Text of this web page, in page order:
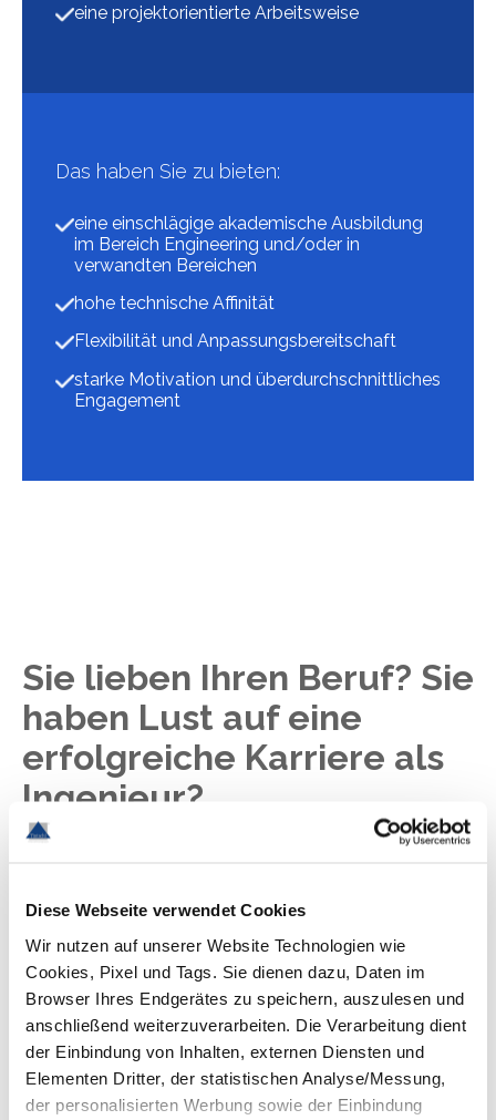
Diese Webseite verwendet Cookies
Wir nutzen auf unserer Website Technologien wie
Cookies, Pixel und Tags. Sie dienen dazu, Daten im
Browser Ihres Endgerätes zu speichern, auszulesen und
anschließend weiterzuverarbeiten. Die Verarbeitung dient
der Einbindung von Inhalten, externen Diensten und
Elementen Dritter, der statistischen Analyse/Messung,
der personalisierten Werbung sowie der Einbindung
eine projektorientierte Arbeitsweise
Das haben Sie zu bieten:
eine einschlägige akademische Ausbildung
im Bereich Engineering und/oder in
verwandten Bereichen
hohe technische Affinität
Flexibilität und Anpassungsbereitschaft
starke Motivation und überdurchschnittliches
Engagement
Sie lieben Ihren Beruf? Sie
haben Lust auf eine
erfolgreiche Karriere als
Ingenieur?
Dank unserer exzellenten Branchen- und
Marktkenntnisse können wir Ihre Chancen als
Fachkraft auf dem Arbeitsmarkt realistisch
wir Sie bei der Planung Ihrer Engineering-
Karriere. Wenn Sie aus verwandten Branchen